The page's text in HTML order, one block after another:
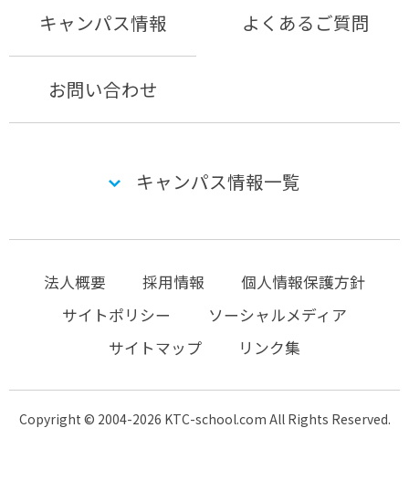
キャンパス情報 よくあるご質問
お問い合わせ
キャンパス情報一覧
法人概要 採用情報
個人情報保護方針
サイトポリシー
ソーシャルメディア
サイトマップ
リンク集
Copyright © 2004-2026 KTC-school.com All Rights Reserved.